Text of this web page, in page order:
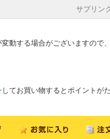
サプリン
動する場合がございますので
してお買い物するとポイントが